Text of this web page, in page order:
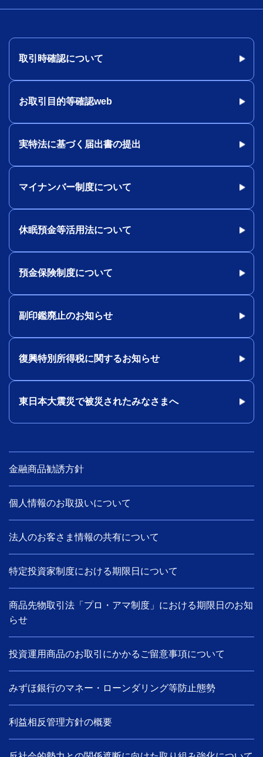
取引時確認について
お取引目的等確認web
実特法に基づく届出書の提出
マイナンバー制度について
休眠預金等活用法について
預金保険制度について
副印鑑廃止のお知らせ
復興特別所得税に関するお知らせ
東日本大震災で被災されたみなさまへ
金融商品勧誘方針
個人情報のお取扱いについて
法人のお客さま情報の共有について
特定投資家制度における期限日について
商品先物取引法「プロ・アマ制度」における期限日のお知
らせ
投資運用商品のお取引にかかるご留意事項について
みずほ銀行のマネー・ローンダリング等防止態勢
利益相反管理方針の概要